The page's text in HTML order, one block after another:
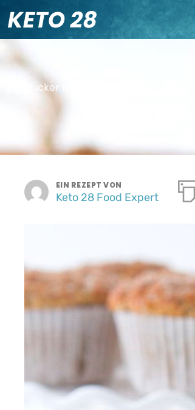
Zum
Inhalt
springen
Zimtzucker Muffins
EIN REZEPT VON
Keto 28 Food Expert